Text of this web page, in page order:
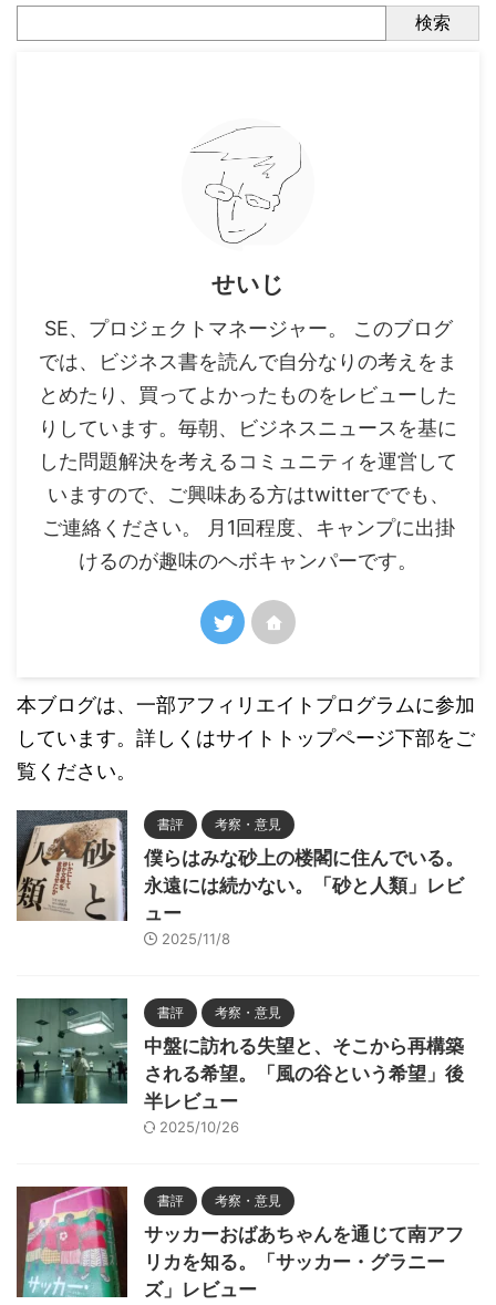
検索
せいじ
SE、プロジェクトマネージャー。 このブログ
では、ビジネス書を読んで自分なりの考えをま
とめたり、買ってよかったものをレビューした
りしています。毎朝、ビジネスニュースを基に
した問題解決を考えるコミュニティを運営して
いますので、ご興味ある方はtwitterででも、
ご連絡ください。 月1回程度、キャンプに出掛
けるのが趣味のヘボキャンパーです。
本ブログは、一部アフィリエイトプログラムに参加
しています。詳しくはサイトトップページ下部をご
覧ください。
書評 考察・意見
僕らはみな砂上の楼閣に住んでいる。
永遠には続かない。「砂と人類」レビ
ュー
2025/11/8
書評 考察・意見
中盤に訪れる失望と、そこから再構築
される希望。「風の谷という希望」後
半レビュー
2025/10/26
書評 考察・意見
サッカーおばあちゃんを通じて南アフ
リカを知る。「サッカー・グラニー
ズ」レビュー